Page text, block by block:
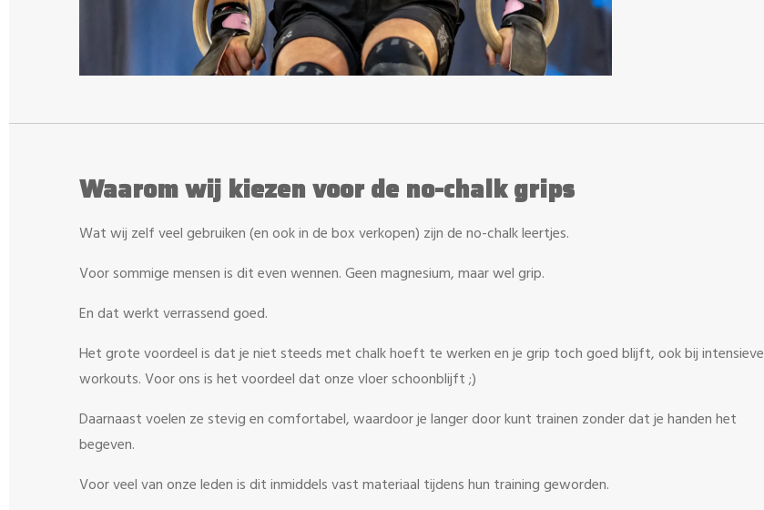
Waarom wij kiezen voor de no-chalk grips
Wat wij zelf veel gebruiken (en ook in de box verkopen) zijn de no-chalk leertjes.
Voor sommige mensen is dit even wennen. Geen magnesium, maar wel grip.
En dat werkt verrassend goed.
Het grote voordeel is dat je niet steeds met chalk hoeft te werken en je grip toch goed blijft, ook bij intensieve
workouts. Voor ons is het voordeel dat onze vloer schoonblijft ;)
Daarnaast voelen ze stevig en comfortabel, waardoor je langer door kunt trainen zonder dat je handen het
begeven.
Voor veel van onze leden is dit inmiddels vast materiaal tijdens hun training geworden.